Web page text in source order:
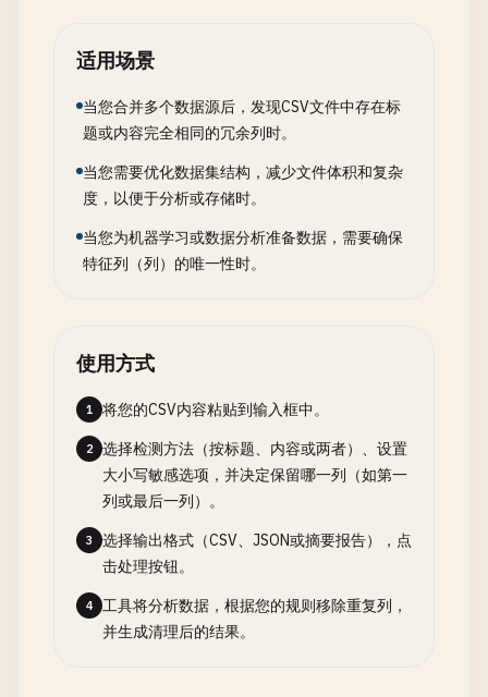
适用场景
当您合并多个数据源后，发现CSV文件中存在标
题或内容完全相同的冗余列时。
当您需要优化数据集结构，减少文件体积和复杂
度，以便于分析或存储时。
当您为机器学习或数据分析准备数据，需要确保
特征列（列）的唯一性时。
使用方式
1 将您的CSV内容粘贴到输入框中。
2
选择检测方法（按标题、内容或两者）、设置
大小写敏感选项，并决定保留哪一列（如第一
列或最后一列）。
3
选择输出格式（CSV、JSON或摘要报告），点
击处理按钮。
4
工具将分析数据，根据您的规则移除重复列，
并生成清理后的结果。